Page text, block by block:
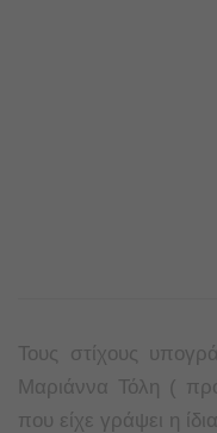
Τους στίχους
Μαριάννα Τόλη (
που είχε γράψει η